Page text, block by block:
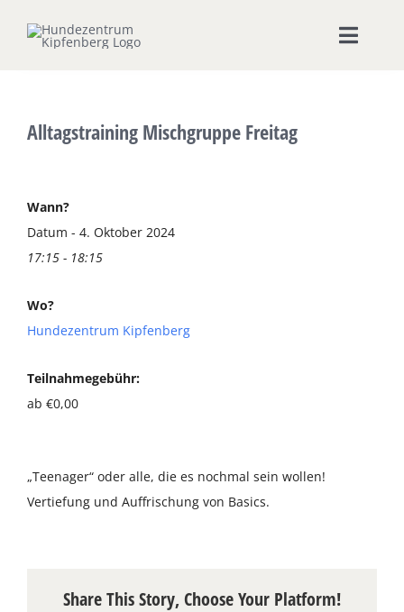
Inhalt
Toggle
Seminare & Workshops
Unsere Shops
Ernährungsberatung
Terminkalender
Öffnungszeiten
Alltagstraining Mischgruppe Freitag
Wann?
Datum - 4. Oktober 2024
17:15 - 18:15
Wo?
Hundezentrum Kipfenberg
Teilnahmegebühr:
ab €0,00
„Teenager“ oder alle, die es nochmal sein wollen!
Vertiefung und Auffrischung von Basics.
Share This Story, Choose Your Platform!